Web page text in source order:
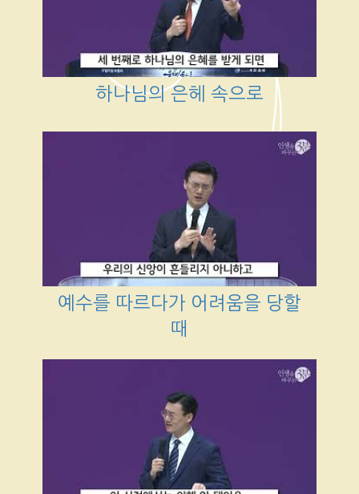
하나님의 은헤 속으로
예수를 따르다가 어려움을 당할
때